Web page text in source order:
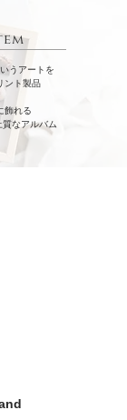
うアートを
ント製品
飾れる
質なアルバム